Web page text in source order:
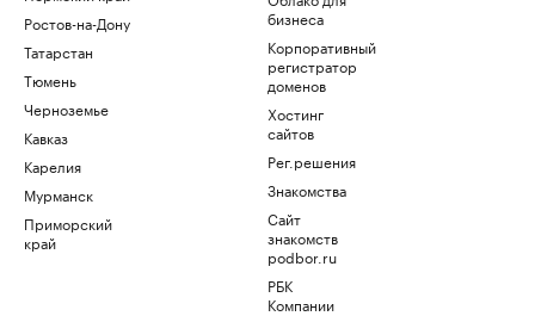
Ростов-на-Дону
Татарстан
Тюмень
Черноземье
Кавказ
Карелия
Мурманск
Приморский
край
бизнеса
Корпоративный
регистратор
доменов
Хостинг
сайтов
Рег.решения
Знакомства
Сайт
знакомств
podbor.ru
РБК
Компании